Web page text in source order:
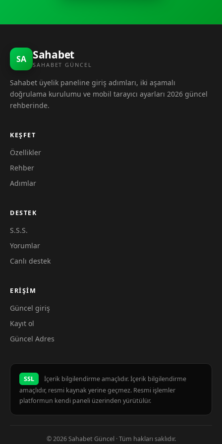
SA Sahabet
SAHABET GÜNCEL
Sahabet üyelik paneline giriş adımları, iki aşamalı
doğrulama kurulumu ve mobil tarayıcı ayarları 2026 güncel
rehberinde.
KEŞFET
Özellikler
Rehber
Adımlar
DESTEK
S.S.S.
Yorumlar
Canlı destek
ERIŞIM
Güncel giriş
Kayıt ol
Güncel Adres
SSL
İçerik bilgilendirme amaçlıdır. İçerik bilgilendirme
amaçlıdır, resmi kaynak yerine geçmez. Resmi işlemler
platformun kendi paneli üzerinden yürütülür.
© 2026 Sahabet Güncel · Tüm hakları saklıdır.